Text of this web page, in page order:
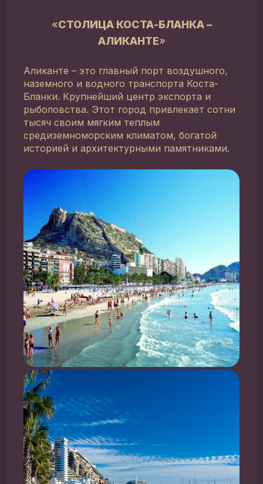
«СТОЛИЦА КОСТА-БЛАНКА –
АЛИКАНТЕ»
Аликанте – это главный порт воздушного,
наземного и водного транспорта Коста-
Бланки. Крупнейший центр экспорта и
рыболовства. Этот город привлекает сотни
тысяч своим мягким теплым
средиземноморским климатом, богатой
историей и архитектурными памятниками.